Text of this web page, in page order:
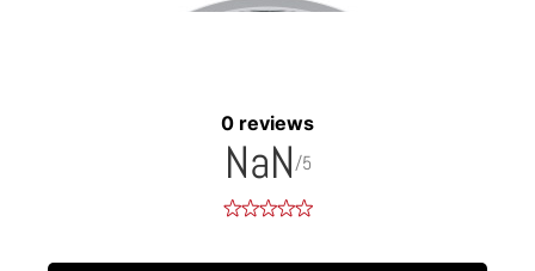
0 reviews
NaN/5